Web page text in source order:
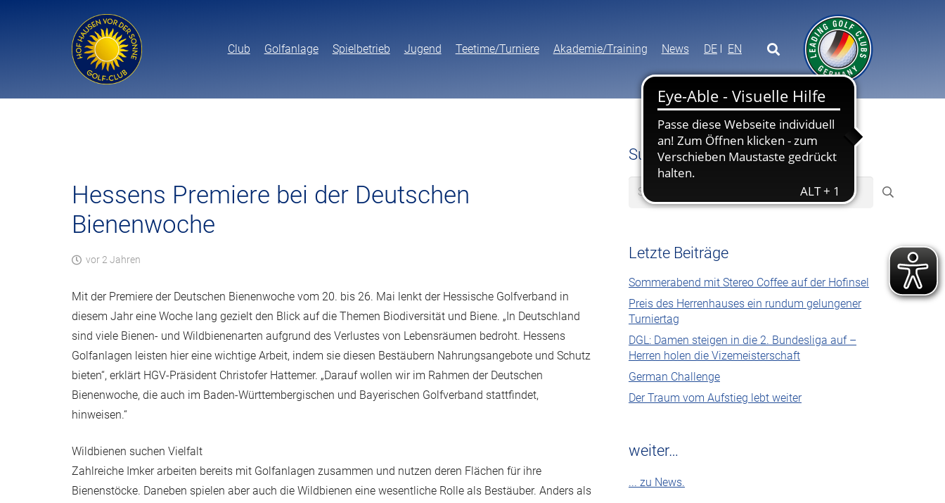
Club Golfanlage Spielbetrieb Jugend Teetime/Turniere Akademie/Training News DE EN
Hessens Premiere bei der Deutschen
Bienenwoche
vor 2 Jahren
Mit der Premiere der Deutschen Bienenwoche vom 20. bis 26. Mai lenkt der Hessische Golfverband in
diesem Jahr eine Woche lang gezielt den Blick auf die Themen Biodiversität und Biene. „In Deutschland
sind viele Bienen- und Wildbienenarten aufgrund des Verlustes von Lebensräumen bedroht. Hessens
Golfanlagen leisten hier eine wichtige Arbeit, indem sie diesen Bestäubern Nahrungsangebote und Schutz
bieten“, erklärt HGV-Präsident Christofer Hattemer. „Darauf wollen wir im Rahmen der Deutschen
Bienenwoche, die auch im Baden-Württembergischen und Bayerischen Golfverband stattfindet,
hinweisen.“
Wildbienen suchen Vielfalt
Zahlreiche Imker arbeiten bereits mit Golfanlagen zusammen und nutzen deren Flächen für ihre
Bienenstöcke. Daneben spielen aber auch die Wildbienen eine wesentliche Rolle als Bestäuber. Anders als
Suche
Suchen
nach:
Letzte Beiträge
Sommerabend mit Stereo Coffee auf der Hofinsel
Preis des Herrenhauses ein rundum gelungener
Turniertag
DGL: Damen steigen in die 2. Bundesliga auf –
Herren holen die Vizemeisterschaft
German Challenge
Der Traum vom Aufstieg lebt weiter
weiter…
... zu News.